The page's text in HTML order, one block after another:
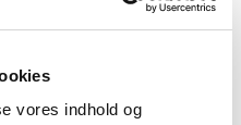
vores indhold og
dele, er udgangspunktet,